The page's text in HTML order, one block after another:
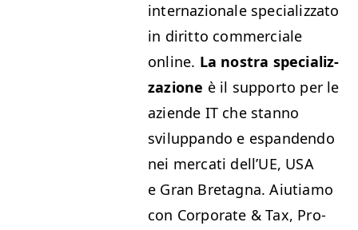
inter­nazionale spe­cial­iz­za­to
in dirit­to com­mer­ciale
online. La nos­tra spe­cial­iz­
zazione è il sup­por­to per le
aziende IT che stan­no
svilup­pan­do e espan­den­do
nei mer­cati del­l’UE, USA
e Gran Bre­tagna. Aiu­ti­amo
con Cor­po­rate & Tax, Pro­